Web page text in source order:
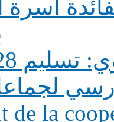
أسرة
de la